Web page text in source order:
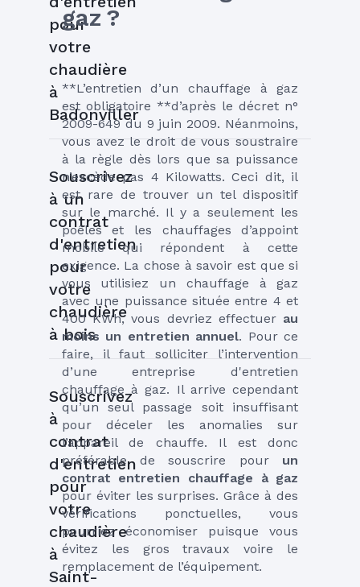
gaz ?
**L’entretien d’un chauffage à gaz
est obligatoire **d’après le décret n°
2009-649 du 9 juin 2009. Néanmoins,
vous avez le droit de vous soustraire
à la règle dès lors que sa puissance
n’excède pas 4 Kilowatts. Ceci dit, il
est rare de trouver un tel dispositif
sur le marché. Il y a seulement les
poêles et les chauffages d’appoint
mobile qui répondent à cette
exigence. La chose à savoir est que si
vous utilisiez un chauffage à gaz
avec une puissance située entre 4 et
400 KWh, vous devriez effectuer au
moins un entretien annuel. Pour ce
faire, il faut solliciter l’intervention
d’une entreprise d'entretien
chauffage à gaz. Il arrive cependant
qu’un seul passage soit insuffisant
pour déceler les anomalies sur
l’appareil de chauffe. Il est donc
préférable de souscrire pour un
contrat entretien chauffage à gaz
pour éviter les surprises. Grâce à des
vérifications ponctuelles, vous
pourriez économiser puisque vous
évitez les gros travaux voire le
remplacement de l’équipement.
pour
votre
chaudière
à
Badonviller
Souscrivez
à un
contrat
d'entretien
pour
votre
chaudière
à bois
Souscrivez
à
contrat
d'entretien
pour
votre
chaudière
à
Saint-